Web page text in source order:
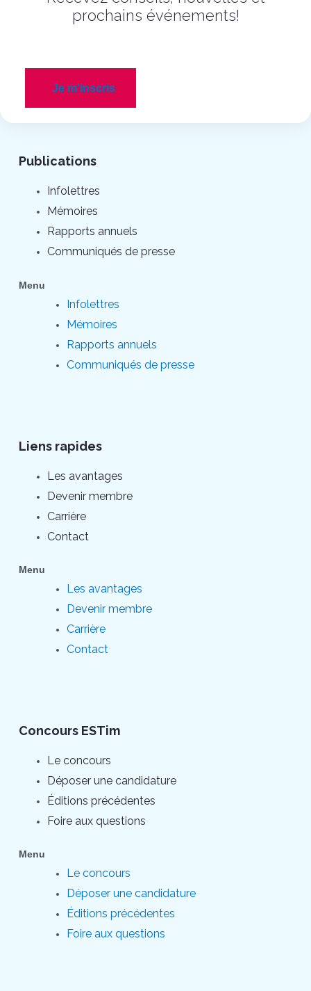
prochains événements!
Je m'inscris
Publications
Infolettres
Mémoires
Rapports annuels
Communiqués de presse
Menu
Infolettres
Mémoires
Rapports annuels
Communiqués de presse
Liens rapides
Les avantages
Devenir membre
Carrière
Contact
Menu
Les avantages
Devenir membre
Carrière
Contact
Concours ESTim
Le concours
Déposer une candidature
Éditions précédentes
Foire aux questions
Menu
Le concours
Déposer une candidature
Éditions précédentes
Foire aux questions